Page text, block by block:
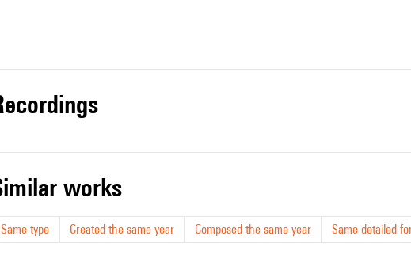
recordings
similar works
Same type Created the same year Composed the same year Same detailed